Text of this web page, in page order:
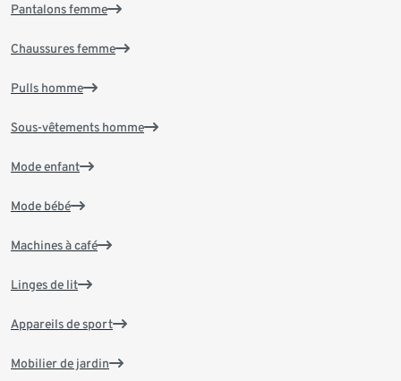
Pantalons femme
Chaussures femme
Pulls homme
Sous-vêtements homme
Mode enfant
Mode bébé
Machines à café
Linges de lit
Appareils de sport
Mobilier de jardin